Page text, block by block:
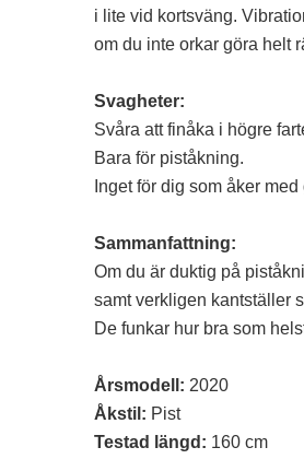
i lite vid kortsväng.
om du inte orkar göra helt
Svagheter:
Svåra att finåka i högre
Bara för piståkning.
Inget för dig som åker
Sammanfattning:
Om du är duktig på
samt verkligen kantställer
De funkar hur bra som
Årsmodell: 2020
Åkstil: Pist
Testad längd: 160 cm